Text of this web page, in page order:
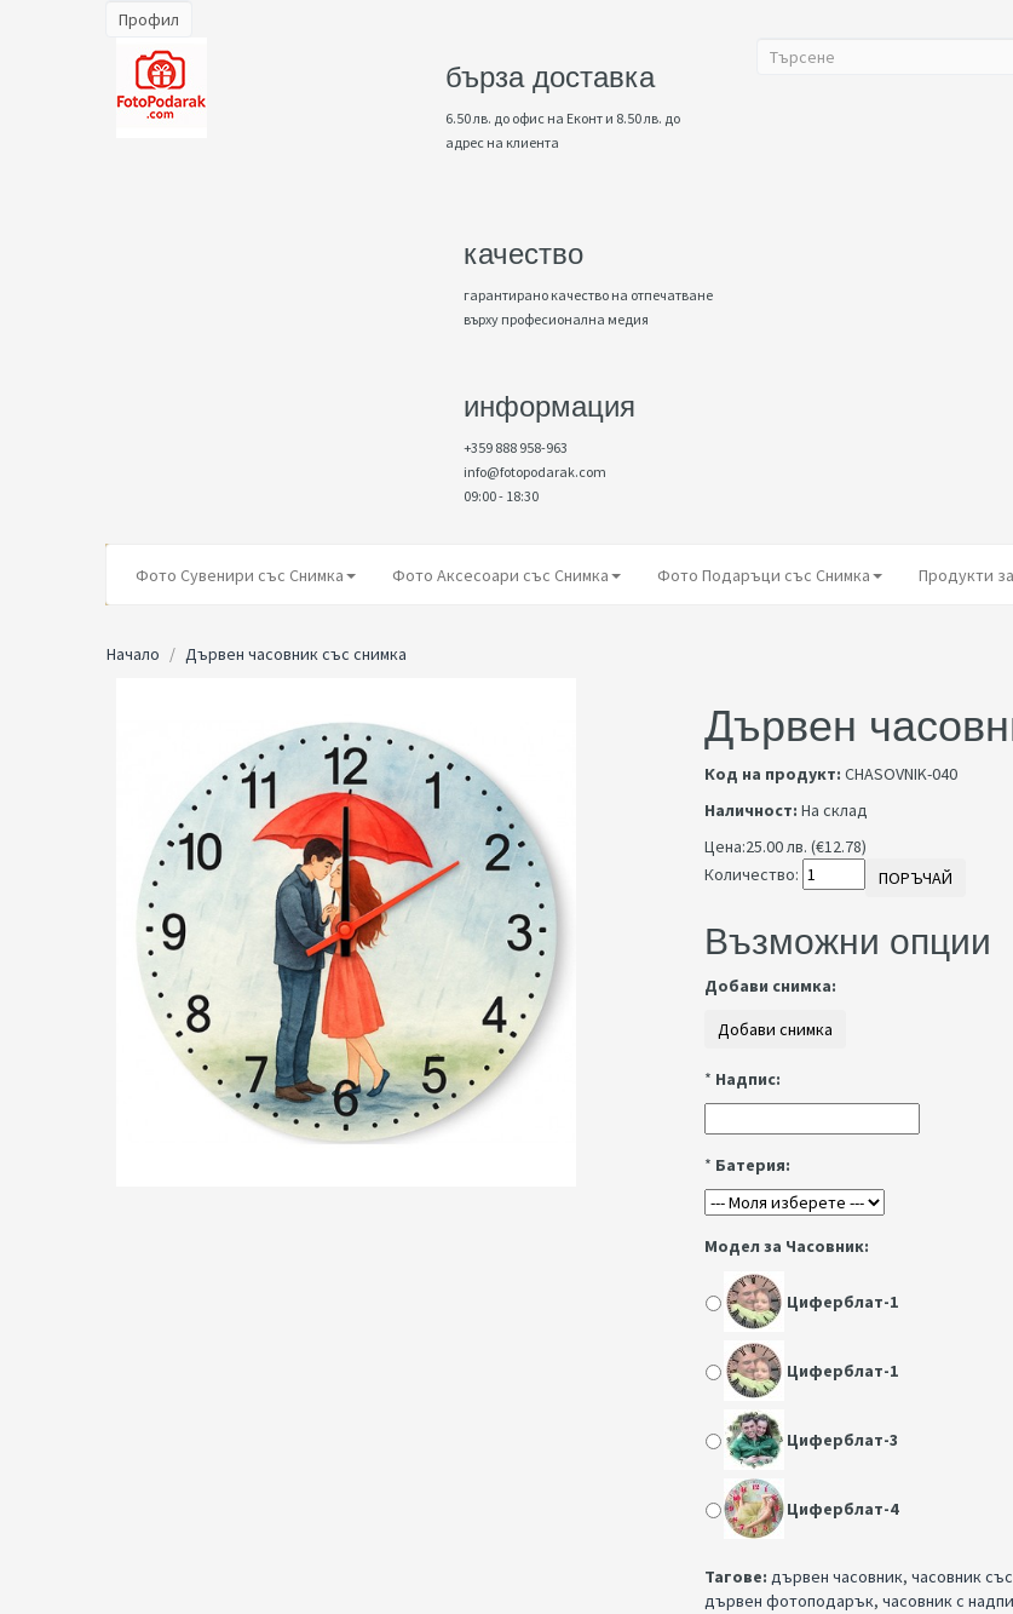
Профил
бърза доставка
6.50 лв. до офис на Еконт и 8.50 лв. до
адрес на клиента
качество
гарантирано качество на отпечатване
върху професионална медия
информация
+359 888 958-963
info@fotopodarak.com
09:00 - 18:30
Фото Сувенири със Снимка Фото Аксесоари със Снимка Фото Подаръци със Снимка Продукти
Начало Дървен часовник със снимка
Дървен
Код на продукт: CHASOVNIK-040
Наличност: На склад
Цена:25.00 лв. (€12.78)
Количество:
ПОРЪЧАЙ
Възможни опции
Добави снимка:
* Надпис:
* Батерия:
Модел за Часовник:
Циферблат-1
Циферблат-1
Циферблат-3
Циферблат-4
Тагове: дървен часовник, часовник
дървен фотоподарък, часовник с